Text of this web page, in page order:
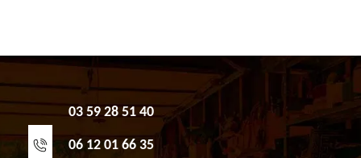
03 59 28 51 40
06 12 01 66 35